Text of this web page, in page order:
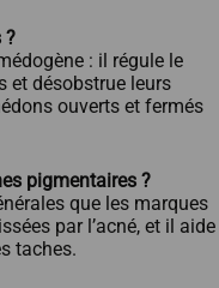
?
: il régule le
et désobstrue leurs
ouverts et fermés
pigmentaires ?
que les marques
par l’acné, et il aide
taches.